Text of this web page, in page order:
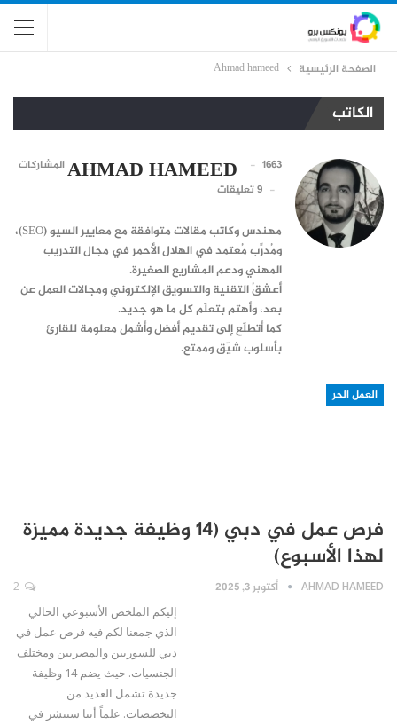
الصفحة الرئيسية Ahmad hameed
الكاتب
AHMAD HAMEED
1663 المشاركات
9 تعليقات
مهندس وكاتب مقالات متوافقة مع معايير السيو (SEO)،
ومُدرِّب مُعتمد في الهلال الأحمر في مجال التدريب
المهني ودعم المشاريع الصغيرة.
أعشقُ التقنية والتسويق الإلكتروني ومجالات العمل عن
بعد، وأهتم بتعلّم كل ما هو جديد.
كما أتطلّع إلى تقديم أفضل وأشمل معلومة للقارئ
بأسلوب شيّق وممتع.
العمل الحر
فرص عمل في دبي (14 وظيفة جديدة مميزة
لهذا الأسبوع)
AHMAD HAMEED أكتوبر 3, 2025
إليكم الملخص الأسبوعي الحالي
الذي جمعنا لكم فيه فرص عمل في
دبي للسوريين والمصريين ومختلف
الجنسيات. حيث يضم 14 وظيفة
جديدة تشمل العديد من
التخصصات. علماً أننا سننشر في